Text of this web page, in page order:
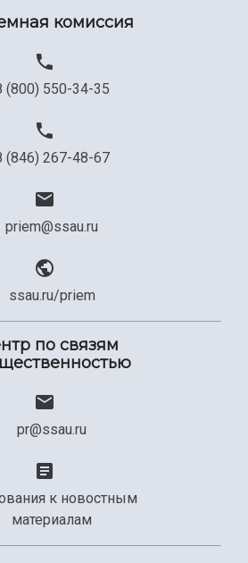
комиссия
(800) 550-34-35
(846) 267-48-67
priem@ssau.ru
ssau.ru/priem
по связям
pr@ssau.ru
к новостным
материалам